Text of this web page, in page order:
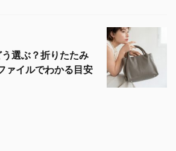
選ぶ？折りたたみ
ァイルでわかる目安